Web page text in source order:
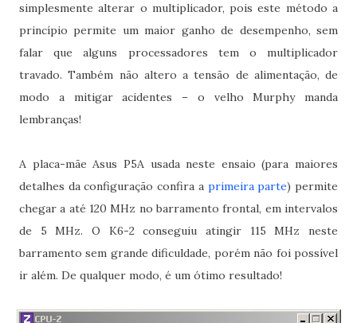
simplesmente alterar o multiplicador, pois este método a
princípio permite um maior ganho de desempenho, sem
falar que alguns processadores tem o multiplicador
travado. Também não altero a tensão de alimentação, de
modo a mitigar acidentes – o velho Murphy manda
lembranças!
A placa-mãe Asus P5A usada neste ensaio (para maiores
detalhes da configuração confira a primeira parte) permite
chegar a até 120 MHz no barramento frontal, em intervalos
de 5 MHz. O K6-2 conseguiu atingir 115 MHz neste
barramento sem grande dificuldade, porém não foi possível
ir além. De qualquer modo, é um ótimo resultado!